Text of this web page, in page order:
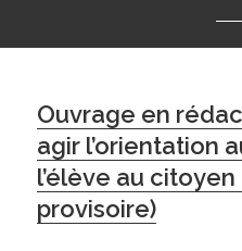
Ouvrage en
agir l’orientation
l’élève au
provisoire)